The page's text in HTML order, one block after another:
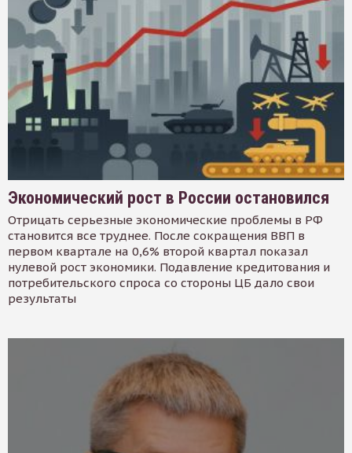
Экономический рост в России остановился
Отрицать серьезные экономические проблемы в РФ
становится все труднее. После сокращения ВВП в
первом квартале на 0,6% второй квартал показал
нулевой рост экономики. Подавление кредитования и
потребительского спроса со стороны ЦБ дало свои
результаты